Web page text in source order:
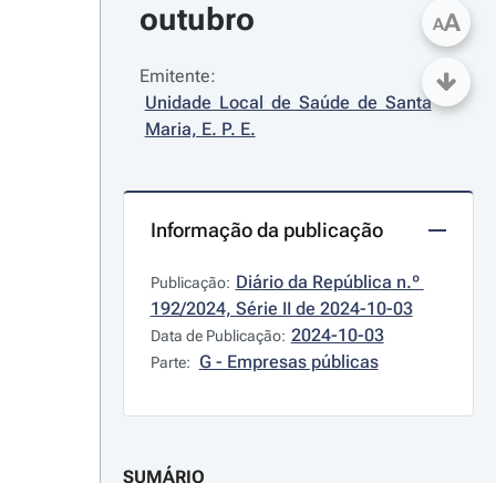
outubro
Emitente:
Unidade Local de Saúde de Santa
Maria, E. P. E.
Informação da publicação
Publicação: Diário da República n.º
192/2024, Série II de 2024-10-03
Data de Publicação: 2024-10-03
Parte: G - Empresas públicas
SUMÁRIO
AA